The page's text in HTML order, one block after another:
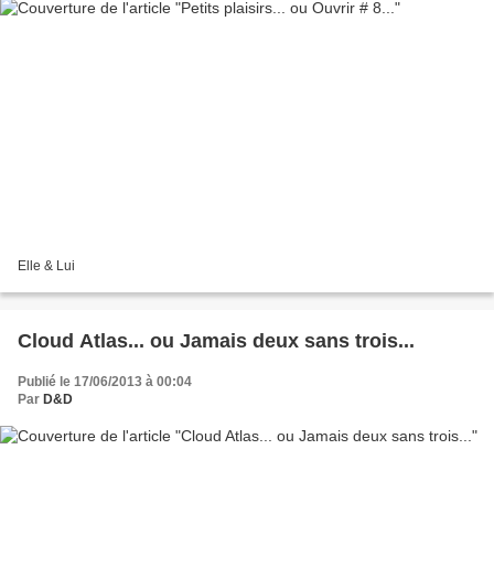
Elle & Lui
Cloud Atlas... ou Jamais deux sans trois...
Publié le 17/06/2013 à 00:04
Par D&D